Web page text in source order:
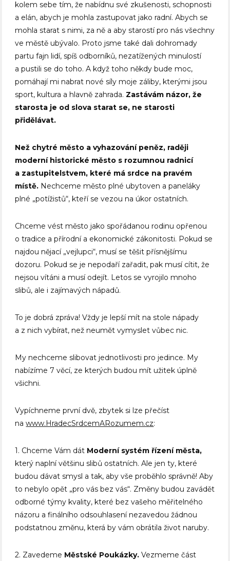
kolem sebe tím, že nabídnu své zkušenosti, schopnosti
a elán, abych je mohla zastupovat jako radní. Abych se
mohla starat s nimi, za ně a aby starostí pro nás všechny
ve městě ubývalo. Proto jsme také dali dohromady
partu fajn lidí, spíš odborníků, nezatížených minulostí
a pustili se do toho. A když toho někdy bude moc,
pomáhají mi nabrat nové síly moje záliby, kterými jsou
sport, kultura a hlavně zahrada. Zastávám názor, že
starosta je od slova starat se, ne starosti
přidělávat.
Než chytré město a vyhazování peněz, raději
moderní historické město s rozumnou radnicí
a zastupitelstvem, které má srdce na pravém
místě. Nechceme město plné ubytoven a paneláky
plné „potížistů“, kteří se vezou na úkor ostatních.
Chceme vést město jako spořádanou rodinu opřenou
o tradice a přírodní a ekonomické zákonitosti. Pokud se
najdou nějací „vejlupci“, musí se těšit přísnějšímu
dozoru. Pokud se je nepodaří zařadit, pak musí cítit, že
nejsou vítáni a musí odejít. Letos se vyrojilo mnoho
slibů, ale i zajímavých nápadů.
To je dobrá zpráva! Vždy je lepší mít na stole nápady
a z nich vybírat, než neumět vymyslet vůbec nic.
My nechceme slibovat jednotlivosti pro jedince. My
nabízíme 7 věcí, ze kterých budou mít užitek úplně
všichni.
Vypíchneme první dvě, zbytek si lze přečíst
nawww.HradecSrdcemARozumem.cz:
1. Chceme Vám dát Moderní systém řízení města,
který naplní většinu slibů ostatních. Ale jen ty, které
budou dávat smysl a tak, aby vše proběhlo správně! Aby
to nebylo opět „pro vás bez vás“. Změny budou zavádět
odborné týmy kvality, které bez vašeho měřitelného
názoru a finálního odsouhlasení nezavedou žádnou
podstatnou změnu, která by vám obrátila život naruby.
2. Zavedeme Městské Poukázky.Vezmeme část